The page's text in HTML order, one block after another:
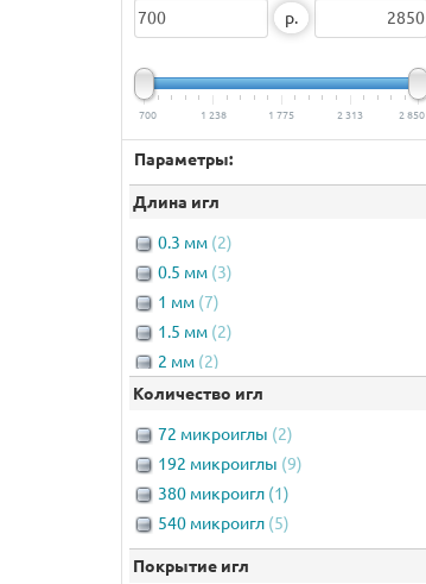
р.
700 1 238 1 775 2 313 2 850
Параметры:
Длина игл
0.3 мм (2)
0.5 мм (3)
1 мм (7)
1.5 мм (2)
2 мм (2)
Количество игл
72 микроиглы (2)
192 микроиглы (9)
380 микроигл (1)
540 микроигл (5)
Покрытие игл